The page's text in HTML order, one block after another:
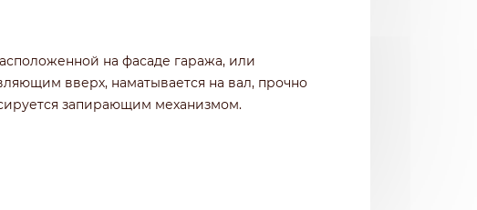
на фасаде гаража, или
вверх, наматывается на вал, прочно
запирающим механизмом.